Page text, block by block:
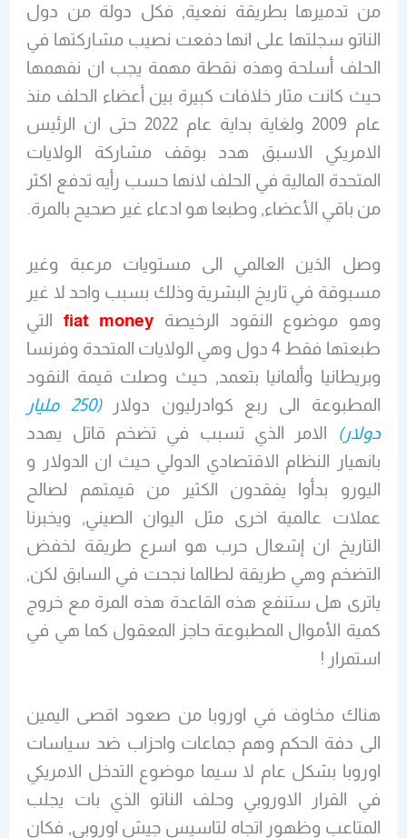
من تدميرها بطريقة نفعية, فكل دولة من دول
الناتو سجلتها على انها دفعت نصيب مشاركتها في
الحلف أسلحة وهذه نقطة مهمة يجب ان نفهمها
حيث كانت مثار خلافات كبيرة بين أعضاء الحلف منذ
عام 2009 ولغاية بداية عام 2022 حتى ان الرئيس
الامريكي الاسبق هدد بوقف مشاركة الولايات
المتحدة المالية في الحلف لانها حسب رأيه تدفع اكثر
من باقي الأعضاء, وطبعا هو ادعاء غير صحيح بالمرة.
وصل الدَين العالمي الى مستويات مرعبة وغير
مسبوقة في تاريخ البشرية وذلك بسبب واحد لا غير
وهو موضوع النقود الرخيصة fiat money
التي
طبعتها فقط 4 دول وهي الولايات المتحدة وفرنسا
وبريطانيا وألمانيا بتعمد, حيث وصلت قيمة النقود
المطبوعة الى ربع كوادرليون دولار
(250 مليار
دولار)
الامر الذي تسبب في تضخم قاتل يهدد
بانهيار النظام الاقتصادي الدولي حيث ان الدولار و
اليورو بدأوا يفقدون الكثير من قيمتهم لصالح
عملات عالمية اخرى مثل اليوان الصيني, ويخبرنا
التاريخ ان إشعال حرب هو اسرع طريقة لخفض
التضخم وهي طريقة لطالما نجحت في السابق لكن,
ياترى هل ستنفع هذه القاعدة هذه المرة مع خروج
كمية الأموال المطبوعة حاجز المعقول كما هي في
استمرار !
هناك مخاوف في اوروبا من صعود اقصى اليمين
الى دفة الحكم وهم جماعات واحزاب ضد سياسات
اوروبا بشكل عام لا سيما موضوع التدخل الامريكي
في القرار الاوروبي وحلف الناتو الذي بات يجلب
المتاعب وظهور اتجاه لتاسيس جيش اوروبي, فكان